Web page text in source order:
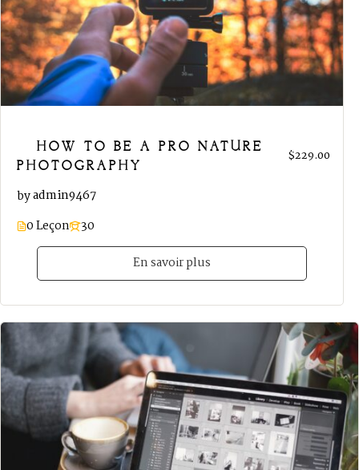
HOW TO BE A PRO NATURE
PHOTOGRAPHY
byadmin9467
0 Leçon
30
$229.00
En savoir plus